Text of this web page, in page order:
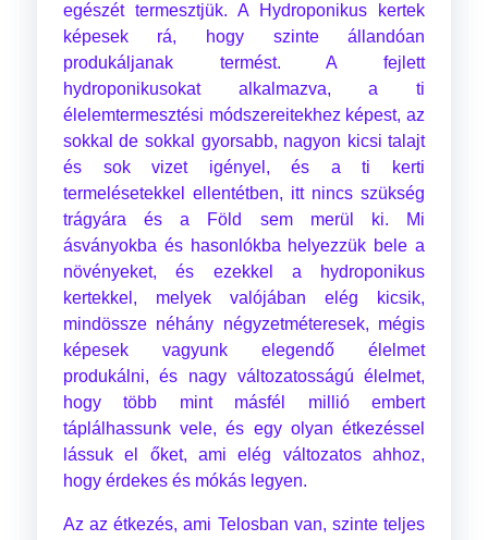
egészét termesztjük. A Hydroponikus kertek
képesek rá, hogy szinte állandóan
produkáljanak termést. A fejlett
hydroponikusokat alkalmazva, a ti
élelemtermesztési módszereitekhez képest, az
sokkal de sokkal gyorsabb, nagyon kicsi talajt
és sok vizet igényel, és a ti kerti
termelésetekkel ellentétben, itt nincs szükség
trágyára és a Föld sem merül ki. Mi
ásványokba és hasonlókba helyezzük bele a
növényeket, és ezekkel a hydroponikus
kertekkel, melyek valójában elég kicsik,
mindössze néhány négyzetméteresek, mégis
képesek vagyunk elegendő élelmet
produkálni, és nagy változatosságú élelmet,
hogy több mint másfél millió embert
táplálhassunk vele, és egy olyan étkezéssel
lássuk el őket, ami elég változatos ahhoz,
hogy érdekes és mókás legyen.
Az az étkezés, ami Telosban van, szinte teljes